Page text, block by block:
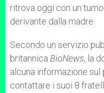
ritrova oggi con un
derivante dalla madre.
Secondo un servizio
britannica BioNews, la
alcuna informazione sul
contattare i suoi 8